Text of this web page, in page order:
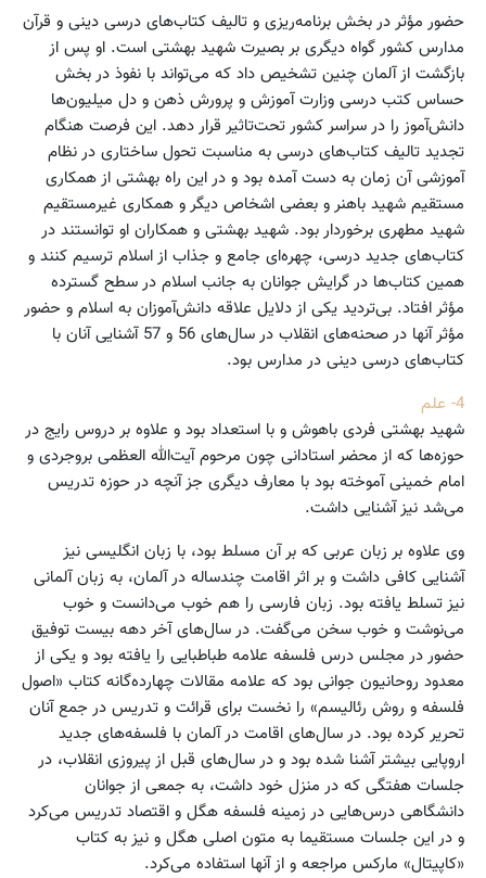
حضور مؤثر در بخش برنامه‌ریزی و تالیف کتاب‌های درسی دینی و قرآن
مدارس کشور گواه دیگری بر بصیرت شهید بهشتی است. او پس از
بازگشت از آلمان چنین تشخیص داد که می‌تواند با نفوذ در بخش
حساس کتب درسی وزارت آموزش و پرورش ذهن و دل میلیون‌ها
دانش‌آموز را در سراسر کشور تحت‌تاثیر قرار دهد. این فرصت هنگام
تجدید تالیف کتاب‌های درسی به مناسبت تحول‌ ساختاری در نظام
آموزشی آن زمان به دست آمده بود و در این راه بهشتی از همکاری
مستقیم شهید باهنر و بعضی اشخاص دیگر و همکاری غیرمستقیم
شهید مطهری برخوردار بود. شهید بهشتی و همکاران او توانستند در
کتاب‌های جدید درسی، چهره‌ای جامع و جذاب از اسلام ترسیم کنند و
همین کتاب‌ها در گرایش جوانان به جانب اسلام در سطح گسترده
مؤثر افتاد. بی‌تردید یکی از دلایل علاقه دانش‌آموزان به اسلام و حضور
مؤثر آنها در صحنه‌های انقلاب در سال‌های 56 و 57 آشنایی آنان با
کتاب‌های درسی دینی در مدارس بود.
4- علم
شهید بهشتی فردی باهوش و با استعداد بود و علاوه بر دروس رایج در
حوزه‌ها که از محضر استادانی چون مرحوم آیت‌الله العظمی بروجردی و
امام خمینی آموخته بود با معارف دیگری جز آنچه در حوزه تدریس
می‌شد نیز آشنایی داشت.
وی علاوه بر زبان عربی که بر آن مسلط بود، با زبان انگلیسی نیز
آشنایی کافی داشت و بر اثر اقامت چندساله در آلمان، به زبان آلمانی
نیز تسلط یافته بود. زبان فارسی را هم خوب می‌دانست و خوب
می‌نوشت و خوب سخن می‌گفت. در سال‌های آخر دهه بیست توفیق
حضور در مجلس درس فلسفه علامه طباطبایی را یافته بود و یکی از
معدود روحانیون جوانی بود که علامه مقالات چهارده‌گانه کتاب «اصول
فلسفه و روش رئالیسم» را نخست برای قرائت و تدریس در جمع آنان
تحریر کرده بود. در سال‌های اقامت در آلمان با فلسفه‌های جدید
اروپایی بیشتر آشنا شده بود و در سال‌های قبل از پیروزی انقلاب، در
جلسات هفتگی که در منزل خود داشت، به جمعی از جوانان
دانشگاهی درس‌هایی در زمینه فلسفه هگل و اقتصاد تدریس می‌کرد
و در این جلسات مستقیما به متون اصلی هگل و نیز به کتاب
«کاپیتال» مارکس مراجعه و از آنها استفاده می‌کرد.